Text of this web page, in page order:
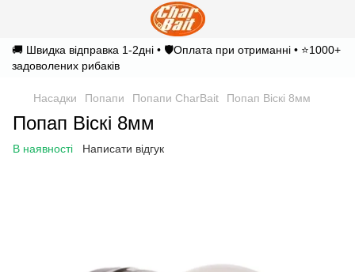
🚚 Швидка відправка 1-2дні • 🛡️Оплата при отриманні • ⭐1000+
задоволених рибаків
Насадки Попапи Попапи CharBait Попап Віскі 8мм
Попап Віскі 8мм
В наявності Написати відгук